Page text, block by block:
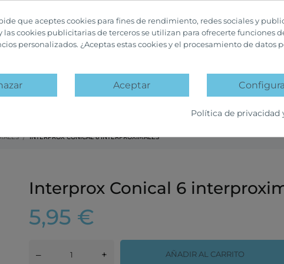
INTERPROX CONICAL 6 INTERPROXIMALES
Interprox Conical 6
5,95 €
– + AÑADIR AL CARRITO
que aceptes cookies para fines de rendimiento, redes sociales y
las cookies publicitarias de terceros se utilizan para ofrecerte funciones
personalizados. ¿Aceptas estas cookies y el procesamiento de datos
Aceptar
Política de privacidad